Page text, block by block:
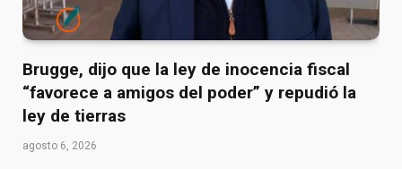
Brugge, dijo que la ley de inocencia fiscal
“favorece a amigos del poder” y repudió la
ley de tierras
agosto 6, 2026